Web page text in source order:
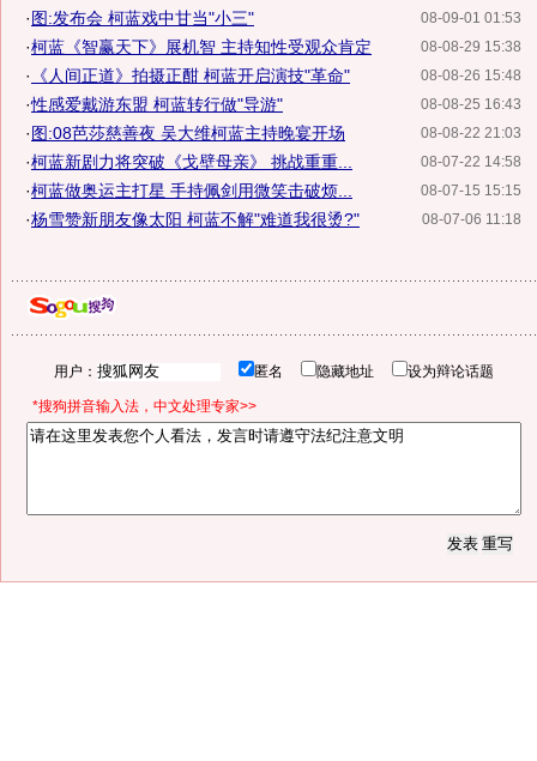
08-09-01 01:53
·图:发布会 柯蓝戏中甘当"小三"
08-08-29 15:38
·柯蓝《智赢天下》展机智 主持知性受观众肯定
08-08-26 15:48
· 《人间正道》拍摄正酣 柯蓝开启演技"革命"
08-08-25 16:43
·性感爱戴游东盟 柯蓝转行做"导游"
08-08-22 21:03
·图:08芭莎慈善夜 吴大维柯蓝主持晚宴开场
08-07-22 14:58
·柯蓝新剧力将突破《戈壁母亲》 挑战重重...
08-07-15 15:15
·柯蓝做奥运主打星 手持佩剑用微笑击破烦...
08-07-06 11:18
·杨雪赞新朋友像太阳 柯蓝不解"难道我很烫?"
用户： 匿名 隐藏地址 设为辩论话题
*搜狗拼音输入法，中文处理专家>>